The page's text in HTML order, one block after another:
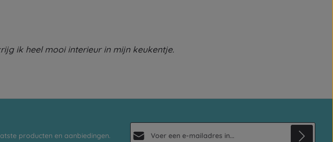
ik heel mooi interieur in mijn keukentje.
producten en aanbiedingen.